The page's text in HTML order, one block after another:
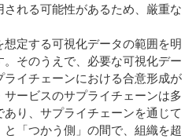
れる可能性があるため、厳重な
定する可視化データの範囲を明
そのうえで、必要な可視化デー
イチェーンにおける合意形成が
ービスのサプライチェーンは多
り、サプライチェーンを通じて
「つかう側」の間で、組織を超